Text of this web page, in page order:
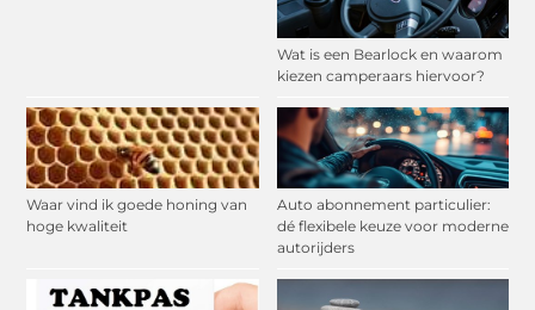
Wat is een Bearlock en waarom
kiezen camperaars hiervoor?
Waar vind ik goede honing van
hoge kwaliteit
Auto abonnement particulier:
dé flexibele keuze voor moderne
autorijders